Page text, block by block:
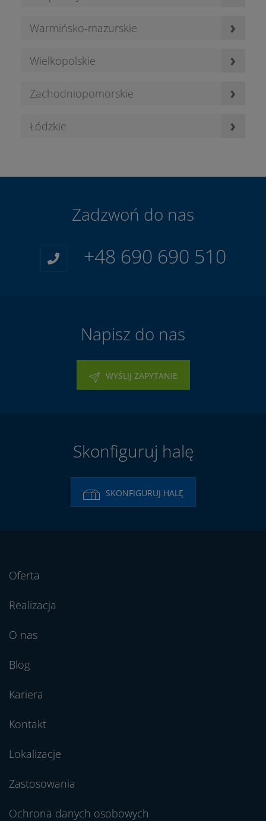
Warmińsko-mazurskie ›
Wielkopolskie ›
Zachodniopomorskie ›
Łódzkie ›
Zadzwoń do nas
+48 690 690 510
Napisz do nas
WYŚLIJ ZAPYTANIE
Skonfiguruj halę
SKONFIGURUJ HALĘ
Oferta
Realizacja
O nas
Blog
Kariera
Kontakt
Lokalizacje
Zastosowania
Ochrona danych osobowych